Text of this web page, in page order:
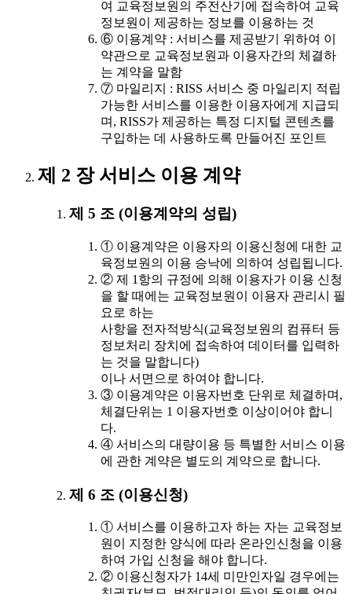
여 교육정보원의 주전산기에 접속하여 교육
정보원이 제공하는 정보를 이용하는 것
⑥ 이용계약 : 서비스를 제공받기 위하여 이
약관으로 교육정보원과 이용자간의 체결하
는 계약을 말함
⑦ 마일리지 : RISS 서비스 중 마일리지 적립
가능한 서비스를 이용한 이용자에게 지급되
며, RISS가 제공하는 특정 디지털 콘텐츠를
구입하는 데 사용하도록 만들어진 포인트
제 2 장 서비스 이용 계약
제 5 조 (이용계약의 성립)
① 이용계약은 이용자의 이용신청에 대한 교
육정보원의 이용 승낙에 의하여 성립됩니다.
② 제 1항의 규정에 의해 이용자가 이용 신청
을 할 때에는 교육정보원이 이용자 관리시 필
요로 하는
사항을 전자적방식(교육정보원의 컴퓨터 등
정보처리 장치에 접속하여 데이터를 입력하
는 것을 말합니다)
이나 서면으로 하여야 합니다.
③ 이용계약은 이용자번호 단위로 체결하며,
체결단위는 1 이용자번호 이상이어야 합니
다.
④ 서비스의 대량이용 등 특별한 서비스 이용
에 관한 계약은 별도의 계약으로 합니다.
제 6 조 (이용신청)
① 서비스를 이용하고자 하는 자는 교육정보
원이 지정한 양식에 따라 온라인신청을 이용
하여 가입 신청을 해야 합니다.
② 이용신청자가 14세 미만인자일 경우에는